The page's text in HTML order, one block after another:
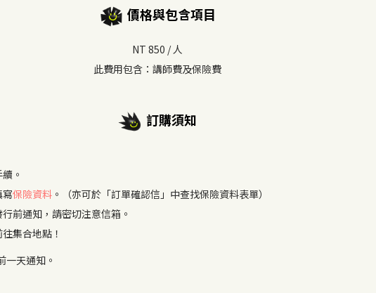
價格與包含項目
NT 850 / 人
此費用包含：講師費及保險費
訂購須知
。
保險資料。（亦可於「訂單確認信」中查找保險資料表單）
前通知，請密切注意信箱。
集合地點！
天通知。